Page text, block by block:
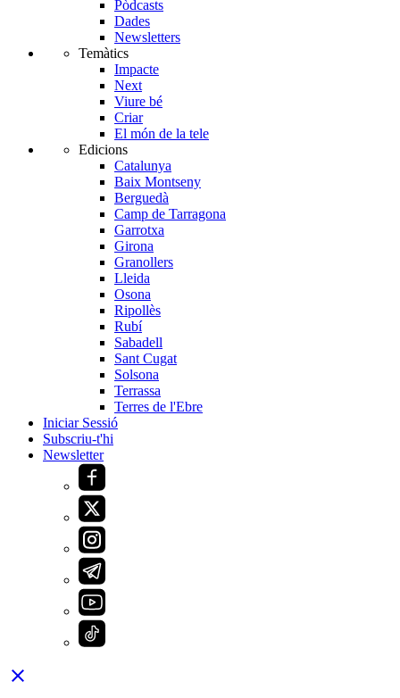
Pòdcasts
Dades
Newsletters
Temàtics
Impacte
Next
Viure bé
Criar
El món de la tele
Edicions
Catalunya
Baix Montseny
Berguedà
Camp de Tarragona
Garrotxa
Girona
Granollers
Lleida
Osona
Ripollès
Rubí
Sabadell
Sant Cugat
Solsona
Terrassa
Terres de l'Ebre
Iniciar Sessió
Subscriu-t'hi
Newsletter
close